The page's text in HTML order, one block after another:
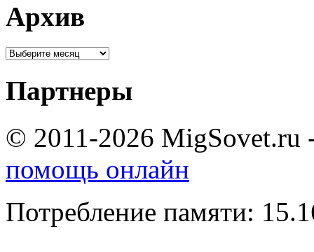
Архив
Партнеры
© 2011-2026 MigSovet.ru
помощь онлайн
Потребление памяти: